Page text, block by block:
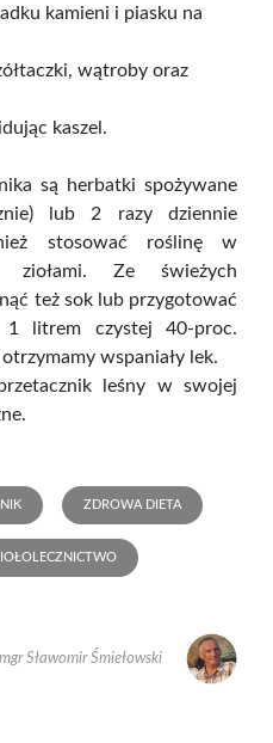
kamieni i piasku na
wątroby oraz
kaszel.
są herbatki spożywane
lub 2 razy dziennie
stosować roślinę w
ziołami. Ze świeżych
też sok lub przygotować
1 litrem czystej 40-proc.
wspaniały lek.
leśny w swojej
ZDROWA DIETA
mgr Sławomir Śmiełowski